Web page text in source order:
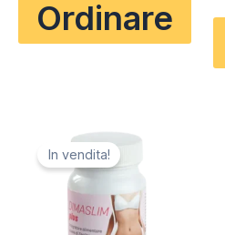
era:
€58.00.
è:
€29.00.
Ordinare
In vendita!